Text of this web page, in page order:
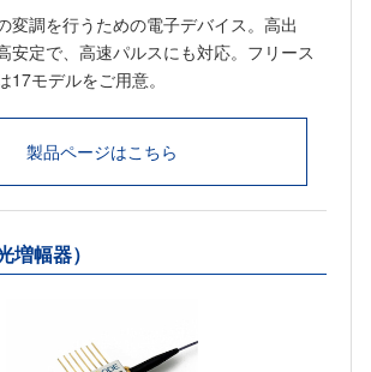
変調を行うための電子デバイス。高出
安定で、高速パルスにも対応。フリース
モデルをご用意。
製品ページはこちら
増幅器）